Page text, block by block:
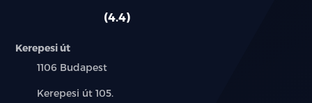
4.4
Kerepesi út
Település:
1106 Budapest
Cím:
Kerepesi út 105.